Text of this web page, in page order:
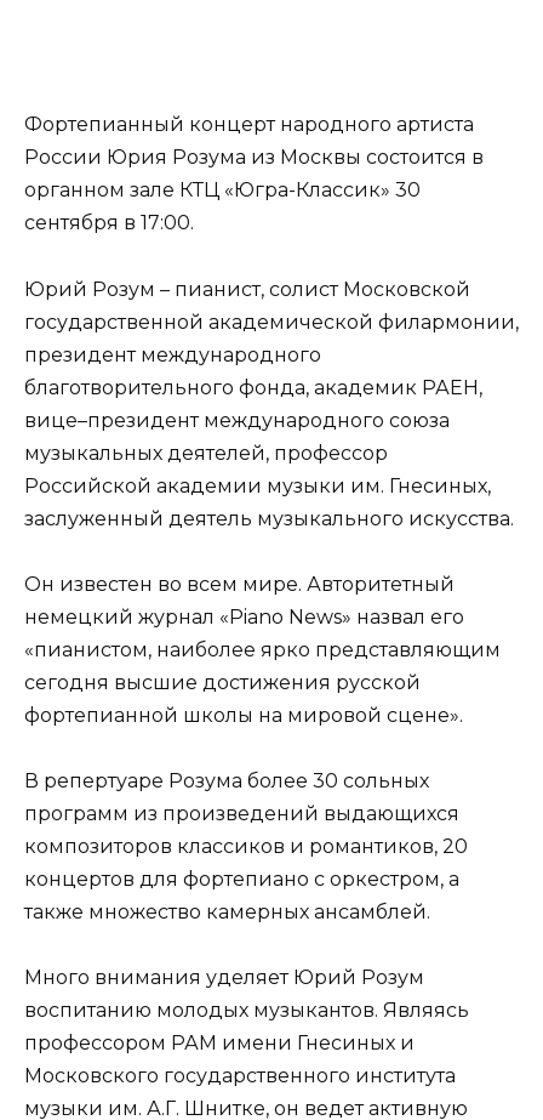
Фортепианный концерт народного артиста
России Юрия Розума из Москвы состоится в
органном зале КТЦ «Югра-Классик» 30
сентября в 17:00.
Юрий Розум – пианист, солист Московской
государственной академической филармонии,
президент международного
благотворительного фонда, академик РАЕН,
вице–президент международного союза
музыкальных деятелей, профессор
Российской академии музыки им. Гнесиных,
заслуженный деятель музыкального искусства.
Он известен во всем мире. Авторитетный
немецкий журнал «Piano News» назвал его
«пианистом, наиболее ярко представляющим
сегодня высшие достижения русской
фортепианной школы на мировой сцене».
В репертуаре Розума более 30 сольных
программ из произведений выдающихся
композиторов классиков и романтиков, 20
концертов для фортепиано с оркестром, а
также множество камерных ансамблей.
Много внимания уделяет Юрий Розум
воспитанию молодых музыкантов. Являясь
профессором РАМ имени Гнесиных и
Московского государственного института
музыки им. А.Г. Шнитке, он ведет активную